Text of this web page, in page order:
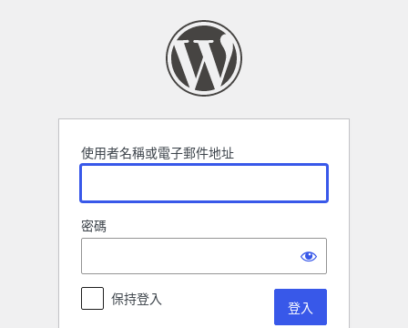
使用者名稱或電子郵件地址
密碼
保持登入